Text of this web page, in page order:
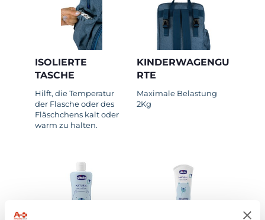
ISOLIERTE
TASCHE
Hilft, die Temperatur
der Flasche oder des
Fläschchens kalt oder
warm zu halten.
KINDERWAGENGU
RTE
Maximale Belastung
2Kg